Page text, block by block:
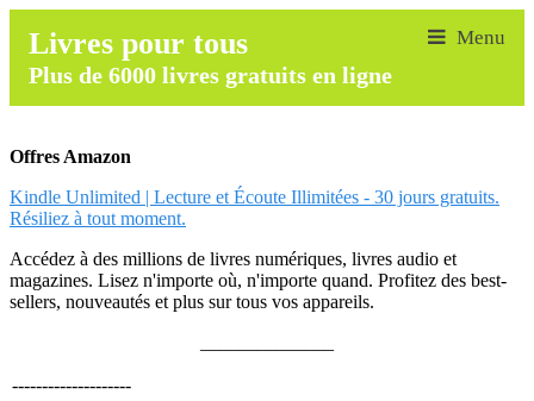
Livres pour tous
Plus de 6000 livres gratuits en ligne
Offres Amazon
Kindle Unlimited | Lecture et Écoute Illimitées - 30 jours gratuits.
Résiliez à tout moment.
Accédez à des millions de livres numériques, livres audio et
magazines. Lisez n'importe où, n'importe quand. Profitez des best-
sellers, nouveautés et plus sur tous vos appareils.
--------------------